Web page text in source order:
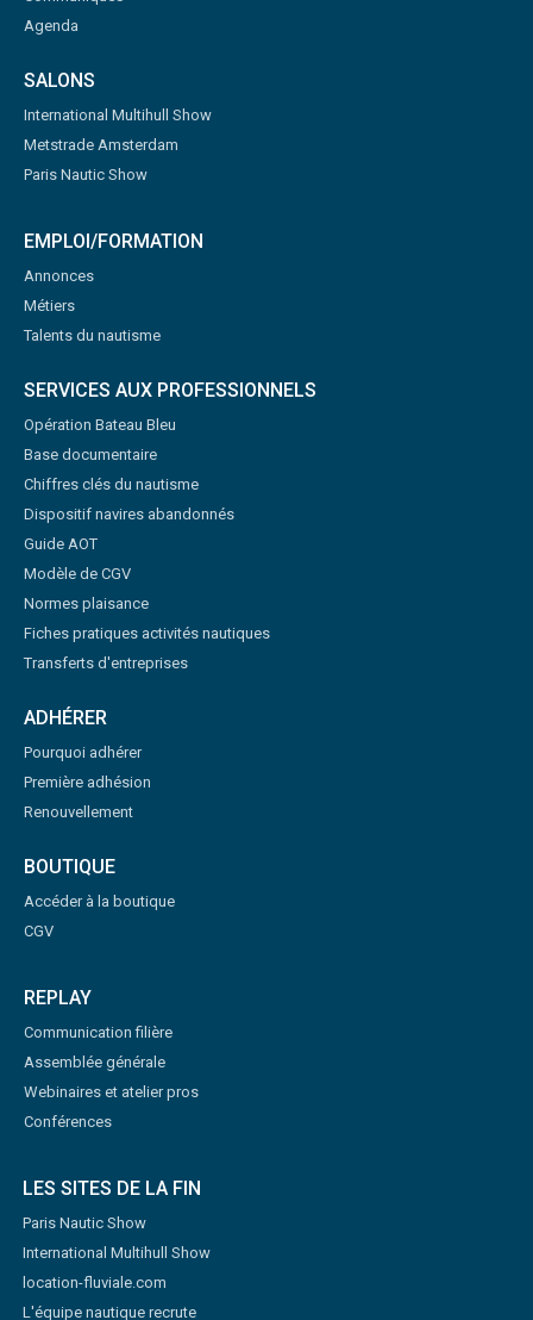
Agenda
SALONS
International Multihull Show
Metstrade Amsterdam
Paris Nautic Show
EMPLOI/FORMATION
Annonces
Métiers
Talents du nautisme
SERVICES AUX PROFESSIONNELS
Opération Bateau Bleu
Base documentaire
Chiffres clés du nautisme
Dispositif navires abandonnés
Guide AOT
Modèle de CGV
Normes plaisance
Fiches pratiques activités nautiques
Transferts d'entreprises
ADHÉRER
Pourquoi adhérer
Première adhésion
Renouvellement
BOUTIQUE
Accéder à la boutique
CGV
REPLAY
Communication filière
Assemblée générale
Webinaires et atelier pros
Conférences
LES SITES DE LA FIN
Paris Nautic Show
International Multihull Show
location-fluviale.com
L'équipe nautique recrute